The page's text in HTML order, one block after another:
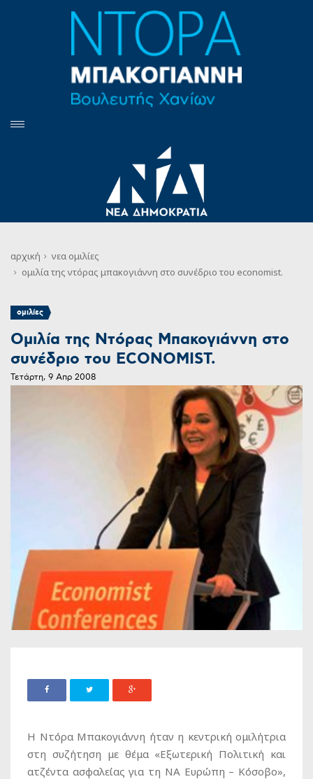
αρχική νεα ομιλίες
ομιλία της ντόρας μπακογιάννη στο συνέδριο του economist.
ομιλίες
Ομιλία της Ντόρας Μπακογιάννη στο
συνέδριο του ECONOMIST.
Τετάρτη, 9 Απρ 2008
Η Ντόρα Μπακογιάννη ήταν η κεντρική ομιλήτρια
στη συζήτηση με θέμα «Εξωτερική Πολιτική και
ατζέντα ασφαλείας για τη ΝΑ Ευρώπη – Κόσοβο»,